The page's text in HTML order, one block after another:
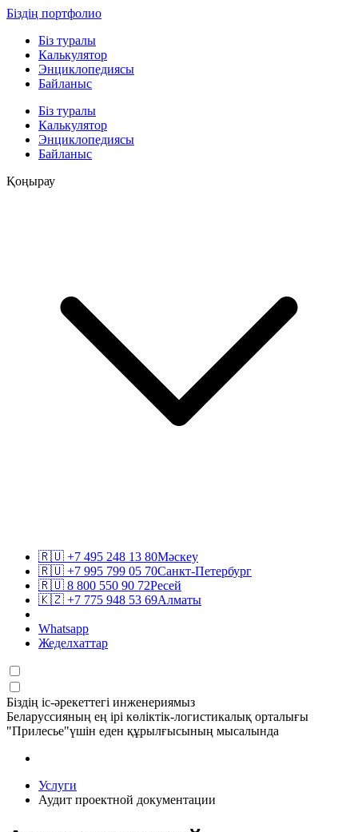
Біздің портфолио
Біз туралы
Калькулятор
Энциклопедиясы
Байланыс
Біз туралы
Калькулятор
Энциклопедиясы
Байланыс
Қоңырау
🇷🇺 +7 495 248 13 80Мәскеу
🇷🇺 +7 995 799 05 70Санкт-Петербург
🇷🇺 8 800 550 90 72Ресей
🇰🇿 +7 775 948 53 69Алматы
Whatsapp
Жеделхаттар
Біздің іс-әрекеттегі инженериямыз
Беларуссияның ең ірі көліктік-логистикалық орталығы
"Прилесье"үшін еден құрылғысының мысалында
Услуги
Аудит проектной документации